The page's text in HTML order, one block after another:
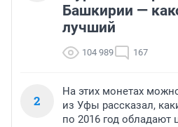
Башкирии —
лучший
104 989 167
2
На этих монетах
из Уфы рассказал,
по 2016 год обладают